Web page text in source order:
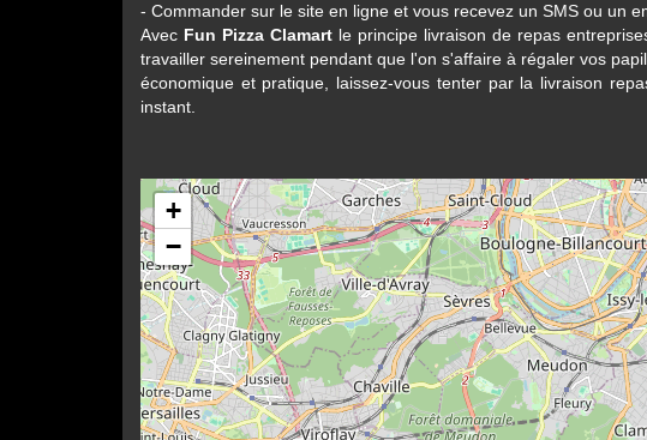
- Commander sur le site en ligne et vous recevez un SMS ou un
Avec Fun Pizza Clamart le principe livraison de repas
travailler sereinement pendant que l'on s'affaire à régaler vos
économique et pratique, laissez-vous tenter par la livraison
instant.
+
−